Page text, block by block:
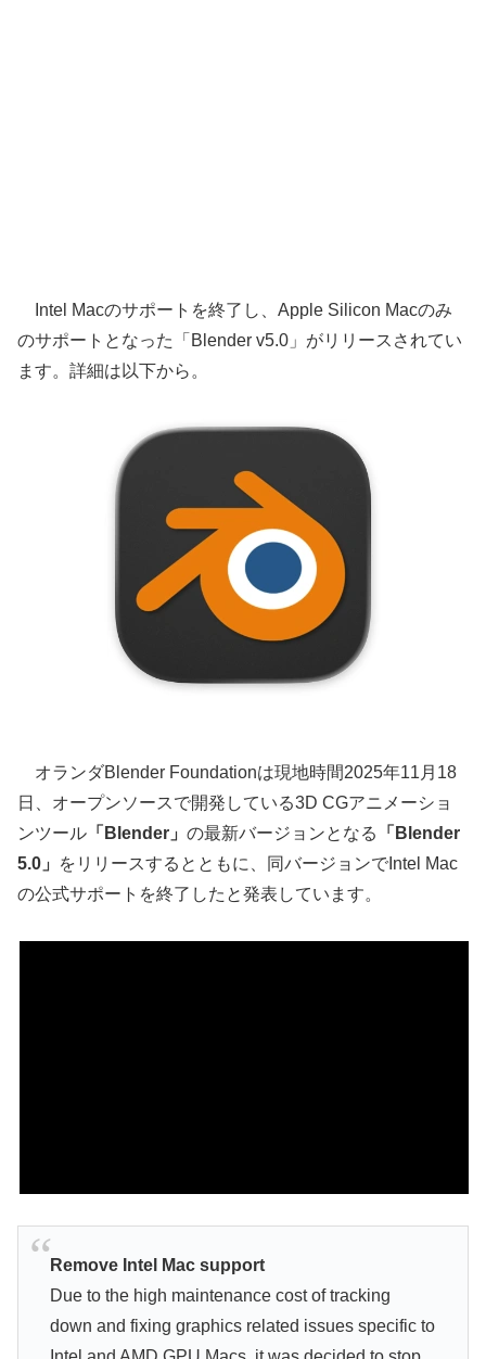
Intel Macのサポートを終了し、Apple Silicon Macのみ
のサポートとなった「Blender v5.0」がリリースされてい
ます。詳細は以下から。
オランダBlender Foundationは現地時間2025年11月18
日、オープンソースで開発している3D CGアニメーショ
ンツール 「Blender」 の最新バージョンとなる
「Blender
5.0」
をリリースするとともに、同バージョンでIntel Mac
の公式サポートを終了したと発表しています。
Remove Intel Mac support
Due to the high maintenance cost of tracking
down and fixing graphics related issues specific to